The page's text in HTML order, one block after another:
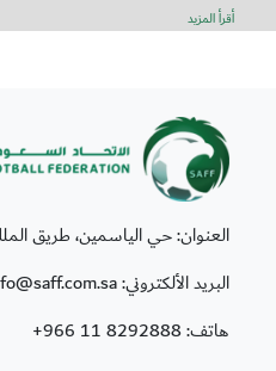
أقرأ المزيد
العنوان: حي الياسمين، طريق
البريد الألكتروني: info@saff.com.sa
هاتف:+966 11 8292888